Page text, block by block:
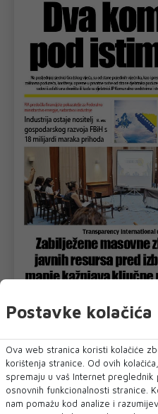
U novom
Dnevni List
Postavke kolačića
Ova web stranica koristi kolačiće
korištenja stranice. Od ovih
spremaju u vaš Internet preglednik
osnovnih funkcionalnosti stranice.
nam pomažu kod analize i